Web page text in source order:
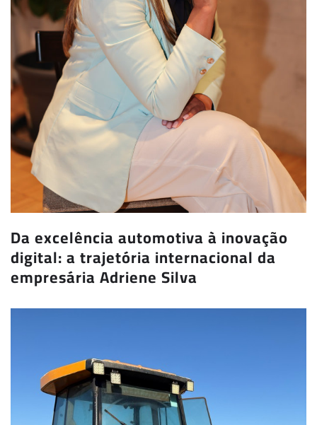
Da excelência automotiva à inovação
digital: a trajetória internacional da
empresária Adriene Silva